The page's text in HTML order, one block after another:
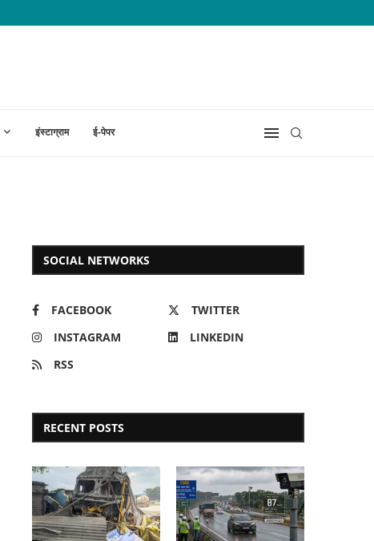
इंस्टाग्राम ई-पेपर
SOCIAL NETWORKS
FACEBOOK
TWITTER
INSTAGRAM
LINKEDIN
RSS
RECENT POSTS